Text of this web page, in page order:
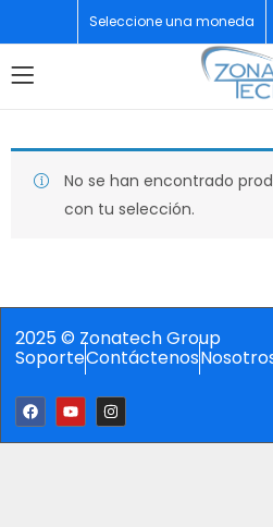
Seleccione una moneda
No se han encontrado
con tu selección.
2025 © Zonatech Group
SoporteContáctenos